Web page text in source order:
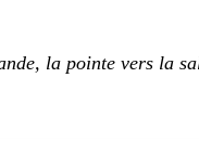
la pointe vers la